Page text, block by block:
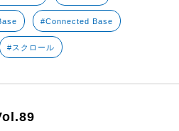
#Connected Base
#スクロール